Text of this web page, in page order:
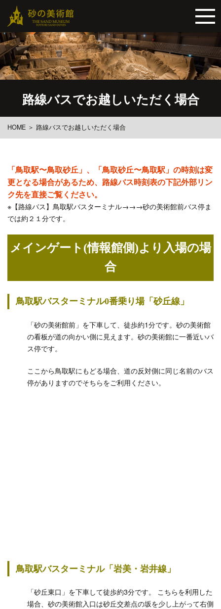
路線バスでお越しいただく場合
HOME ＞ 路線バスでお越しいただく場合
「鳥取駅〜鳥取砂丘」、「鳥取砂丘〜鳥取駅」の時刻は変
更となる場合があるため、路線バス時刻表の下記外部リン
ク先を直接ご覧ください。
※【路線バス】鳥取駅バスターミナル→→→砂の美術館前バス停ま
では約２１分です。
メインゲート(情報館側)より入場の場
合
鳥取駅バスターミナル0番乗り場「砂丘線」
「砂の美術館前」を下車して、徒歩約1分です。砂の美術館
の看板が道の向かい側に見えます。砂の美術館に一番近いバ
ス停です。
ここから鳥取駅にもどる場合、道の反対側に同じ名前のバス
停がありますのでそちらをご利用ください。
鳥取駅バスターミナル「岩美・岩井線」
「砂丘東口」を下車して徒歩約3分です。 こちらを利用した
場合、砂の美術館入口は砂丘交差点の坂を少し上がって右側